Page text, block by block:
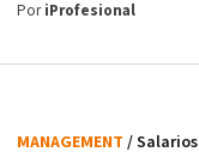
PoriProfesional
MANAGEMENT / Salarios